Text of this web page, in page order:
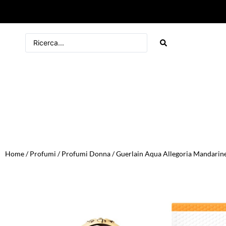
Home/Profumi /Profumi Donna/ Guerlain Aqua Allegoria